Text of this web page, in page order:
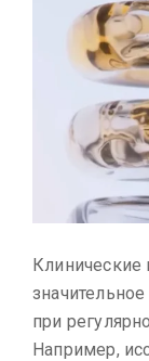
Клинические
при
Например,